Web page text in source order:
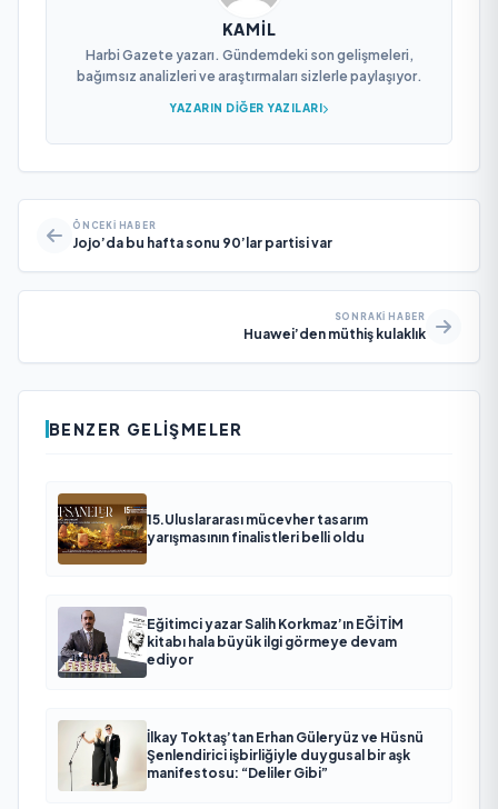
KAMIL
Harbi Gazete yazarı. Gündemdeki son gelişmeleri,
bağımsız analizleri ve araştırmaları sizlerle paylaşıyor.
YAZARIN DIĞER YAZILARI
ÖNCEKI HABER
Jojo’da bu hafta sonu 90’lar partisi var
SONRAKI HABER
Huawei’den müthiş kulaklık
BENZER GELIŞMELER
15.Uluslararası mücevher tasarım
yarışmasının finalistleri belli oldu
Eğitimci yazar Salih Korkmaz’ın EĞİTİM
kitabı hala büyük ilgi görmeye devam
ediyor
İlkay Toktaş’tan Erhan Güleryüz ve Hüsnü
Şenlendirici işbirliğiyle duygusal bir aşk
manifestosu: “Deliler Gibi”